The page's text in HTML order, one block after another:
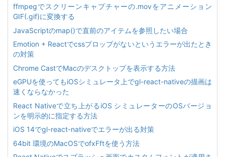
ffmpegでスクリーンキャプチャーの.movをアニメーション
GIF(.gif)に変換する
JavaScriptのmap()で直前のアイテムを参照したい場合
Emotion + Reactでcssプロップがないというエラーが出たとき
の対策
Chrome CastでMacのデスクトップを表示する方法
eGPUを使ってもiOSシミュレータ上でgl-react-nativeの描画は
速くならなかった
React Nativeで立ち上がるiOS シミュレーターのOSバージョ
ンを明示的に指定する方法
iOS 14でgl-react-nativeでエラーが出る対策
64bit 環境のMacOSでofxFftを使う方法